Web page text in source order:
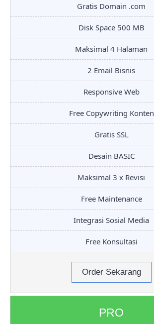
Gratis Domain .com
Disk Space 500 MB
Maksimal 4 Halaman
2 Email Bisnis
Responsive Web
Free Copywriting Konten
Gratis SSL
Desain BASIC
Maksimal 3 x Revisi
Free Maintenance
Integrasi Sosial Media
Free Konsultasi
Order Sekarang
PRO